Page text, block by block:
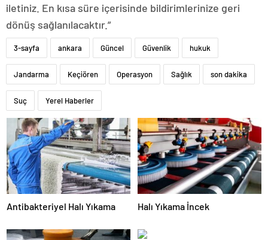
iletiniz. En kısa süre içerisinde bildirimlerinize geri
dönüş sağlanılacaktır.”
3-sayfa ankara Güncel Güvenlik hukuk
Jandarma Keçiören Operasyon Sağlık son dakika
Suç Yerel Haberler
Antibakteriyel Halı Yıkama Halı Yıkama İncek